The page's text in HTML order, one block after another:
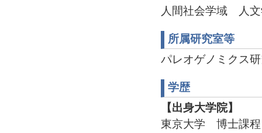
人間社会学域 人
所属研究室等
パレオゲノミクス
学歴
【出身大学院】
東京大学 博士課